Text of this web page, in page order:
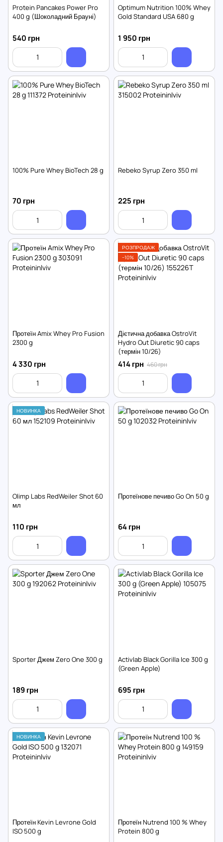
Protein Pancakes Power Pro
400 g (Шоколадний Брауні)
540 грн
Optimum Nutrition 100% Whey
Gold Standard USA 680 g
1 950 грн
100% Pure Whey BioTech 28 g
70 грн
Rebeko Syrup Zero 350 ml
225 грн
Протеїн Amix Whey Pro Fusion
2300 g
4 330 грн
РОЗПРОДАЖ
−10%
Дієтична добавка OstroVit
Hydro Out Diuretic 90 caps
(термін 10/26)
414 грн 460 грн
НОВИНКА
Olimp Labs RedWeiler Shot 60
мл
110 грн
Протеїнове печиво Go On 50 g
64 грн
Sporter Джем Zero One 300 g
189 грн
Activlab Black Gorilla Ice 300 g
(Green Apple)
695 грн
НОВИНКА
Протеїн Kevin Levrone Gold
ISO 500 g
Протеїн Nutrend 100 % Whey
Protein 800 g